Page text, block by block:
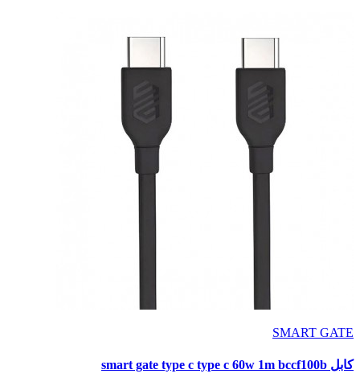
SMART GATE
كابل smart gate type c type c 60w 1m bccf100b